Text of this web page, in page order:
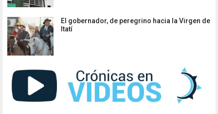
El gobernador, de peregrino hacia la Virgen de
Itatí